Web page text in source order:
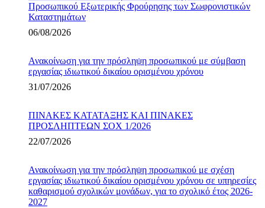
Προσωπικού Εξωτερικής Φρούρησης των Σωφρονιστικών
Καταστημάτων
06/08/2026
Ανακοίνωση για την πρόσληψη προσωπικού με σύμβαση
εργασίας ιδιωτικού δικαίου ορισμένου χρόνου
31/07/2026
ΠΙΝΑΚΕΣ ΚΑΤΑΤΑΞΗΣ ΚΑΙ ΠΙΝΑΚΕΣ
ΠΡΟΣΛΗΠΤΕΩΝ ΣΟΧ 1/2026
22/07/2026
Ανακοίνωση για την πρόσληψη προσωπικού με σχέση
εργασίας ιδιωτικού δικαίου ορισμένου χρόνου σε υπηρεσίες
καθαρισμού σχολικών μονάδων, για το σχολικό έτος 2026-
2027